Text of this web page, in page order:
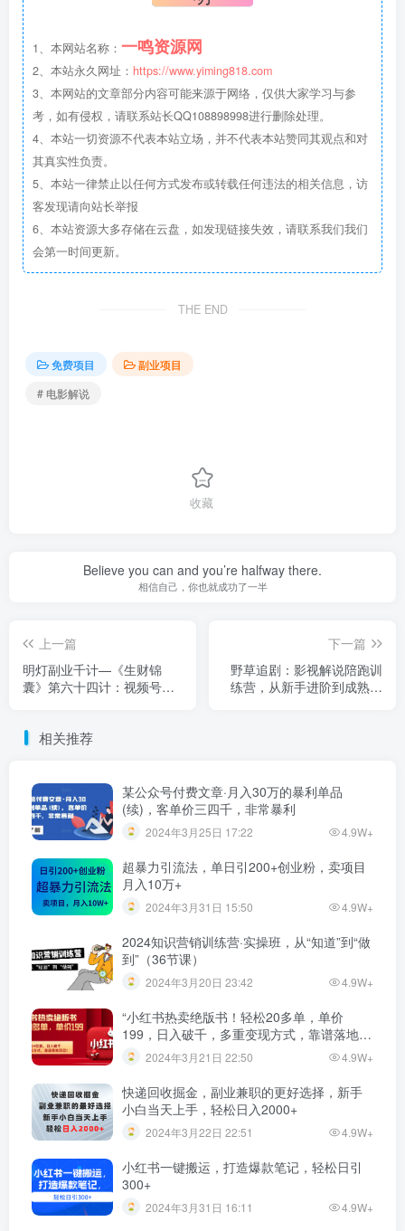
1、本网站名称： 一鸣资源网
2、本站永久网址： https://www.yiming818.com
3、本网站的文章部分内容可能来源于网络，仅供大家学习与参
考，如有侵权，请联系站长QQ108898998进行删除处理。
4、本站一切资源不代表本站立场，并不代表本站赞同其观点和对
其真实性负责。
5、本站一律禁止以任何方式发布或转载任何违法的相关信息，访
客发现请向站长举报
6、本站资源大多存储在云盘，如发现链接失效，请联系我们我们
会第一时间更新。
THE END
免费项目
副业项目
# 电影解说
收藏
Believe you can and you’re halfway there.
相信自己，你也就成功了一半
上一篇
明灯副业千计—《生财锦
囊》第六十四计：视频号从
下一篇
野草追剧：影视解说陪跑训
练营，从新手进阶到成熟自
相关推荐
某公众号付费文章·月入30万的暴利单品
(续)，客单价三四千，非常暴利
2024年3月25日 17:22 4.9W+
超暴力引流法，单日引200+创业粉，卖项目
月入10万+
2024年3月31日 15:50 4.9W+
2024知识营销训练营·实操班，从“知道”到“做
到”（36节课）
2024年3月20日 23:42 4.9W+
“小红书热卖绝版书！轻松20多单，单价
199，日入破千，多重变现方式，靠谱落地项
目！”2024年3月21日 22:50 4.9W+
快递回收掘金，副业兼职的更好选择，新手
小白当天上手，轻松日入2000+
2024年3月22日 22:51 4.9W+
小红书一键搬运，打造爆款笔记，轻松日引
300+
2024年3月31日 16:11 4.9W+